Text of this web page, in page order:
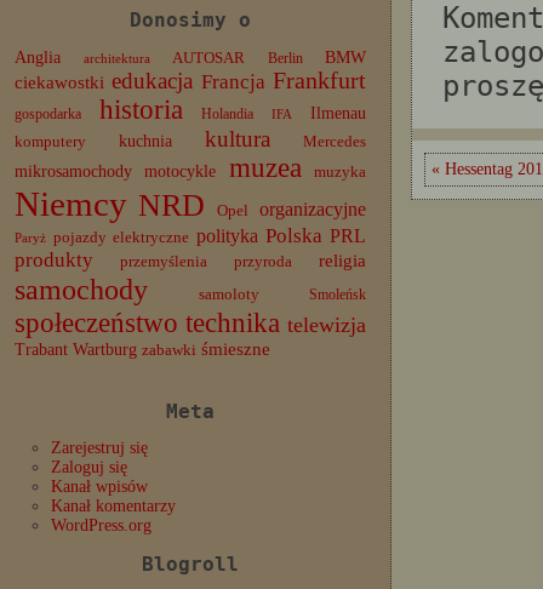
Donosimy o
Anglia architektura AUTOSAR Berlin BMW
ciekawostki edukacja Francja Frankfurt
gospodarka historia Holandia IFA
Ilmenau
komputery
kuchnia kultura Mercedes
mikrosamochody motocykle muzea muzyka
Niemcy NRD Opel organizacyjne
Paryż pojazdy elektryczne polityka Polska PRL
produkty
przemyślenia przyroda religia
samochody samoloty Smoleńsk
społeczeństwo technika telewizja
Trabant Wartburg zabawki śmieszne
Meta
Zarejestruj się
Zaloguj się
Kanał wpisów
Kanał komentarzy
WordPress.org
Blogroll
« Hessentag